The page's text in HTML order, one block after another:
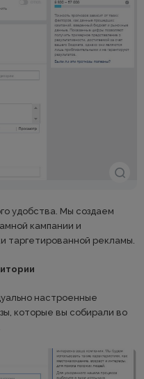
удобства. Мы создаем
кампании и
таргетированной рекламы.
настроенные
которые вы собирали во